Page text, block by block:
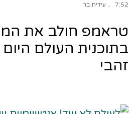
7:52 עידית בר
טראמפ חולב את
בתוכנית העולם
זהבי